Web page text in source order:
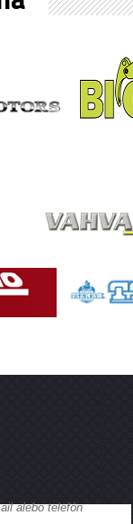
alebo telefón